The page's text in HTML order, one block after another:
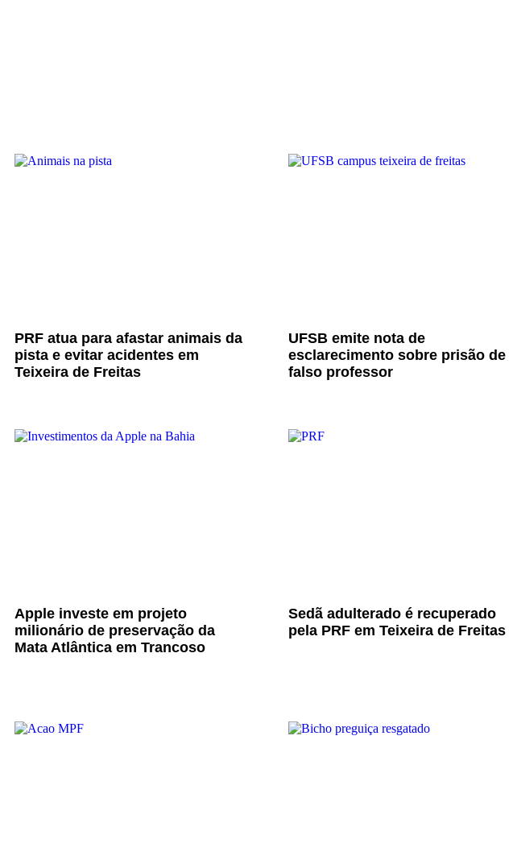
PRF atua para afastar animais da
pista e evitar acidentes em
Teixeira de Freitas
UFSB emite nota de
esclarecimento sobre prisão de
falso professor
Apple investe em projeto
milionário de preservação da
Mata Atlântica em Trancoso
Sedã adulterado é recuperado
pela PRF em Teixeira de Freitas